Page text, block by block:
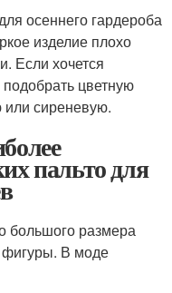
осеннего гардероба
изделие плохо
Если хочется
цветную
сиреневую.
пальто для
большого размера
фигуры. В моде